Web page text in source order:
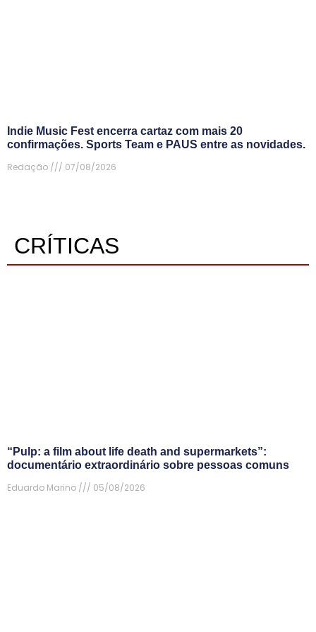
Indie Music Fest encerra cartaz com mais 20
confirmações. Sports Team e PAUS entre as novidades.
Redação
07/08/2026
CRÍTICAS
“Pulp: a film about life death and supermarkets”:
documentário extraordinário sobre pessoas comuns
Eduardo Marino
05/08/2026